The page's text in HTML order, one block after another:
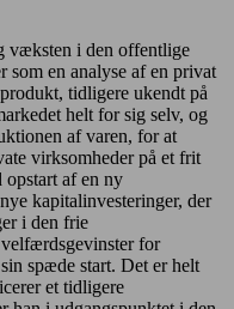
væksten i den offentlige
som en analyse af en privat
tidligere ukendt på
helt for sig selv, og
af varen, for at
virksomheder på et frit
af en ny
kapitalinvesteringer, der
i den frie
for
spæde start. Det er helt
et tidligere